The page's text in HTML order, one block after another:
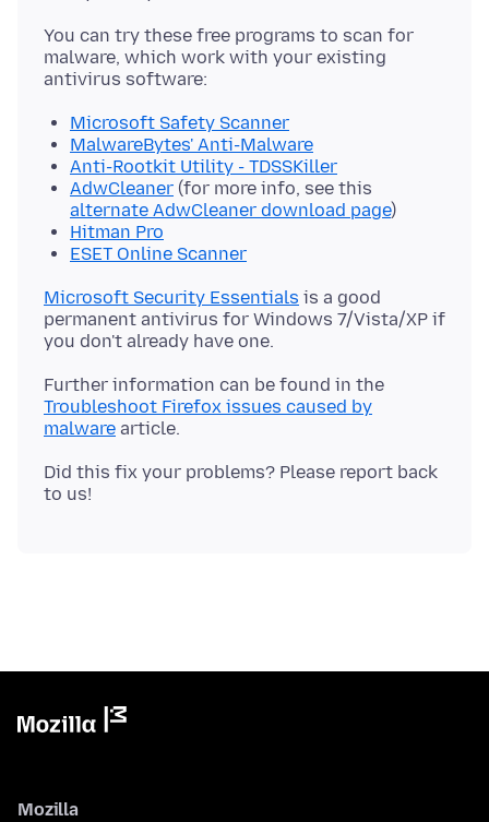
You can try these free programs to scan for
malware, which work with your existing
Microsoft Safety Scanner
MalwareBytes' Anti-Malware
Anti-Rootkit Utility - TDSSKiller
AdwCleaner (for more info, see this
alternate AdwCleaner download page)
Hitman Pro
ESET Online Scanner
Microsoft Security Essentials is a good
permanent antivirus for Windows 7/Vista/XP if
Further information can be found in the
Troubleshoot Firefox issues caused by
malware
Did this fix your problems? Please report back
Mozilla